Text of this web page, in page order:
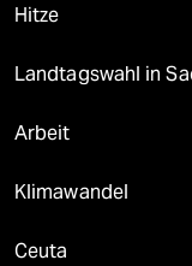
Hitze
Landtagswahl in
Arbeit
Klimawandel
Ceuta